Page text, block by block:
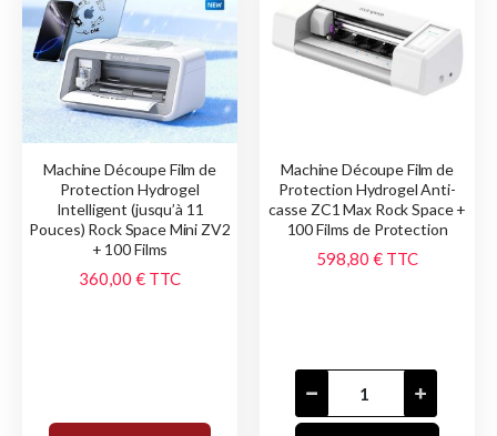
Machine Découpe Film de
Protection Hydrogel
Intelligent (jusqu’à 11
Pouces) Rock Space Mini ZV2
+ 100 Films
360,00 € TTC
Machine Découpe Film de
Protection Hydrogel Anti-
casse ZC1 Max Rock Space +
100 Films de Protection
598,80 € TTC